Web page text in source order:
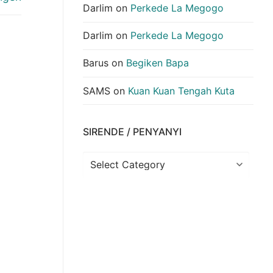
Darlim on Perkede La Megogo
Darlim on Perkede La Megogo
Barus on Begiken Bapa
SAMS on Kuan Kuan Tengah Kuta
SIRENDE / PENYANYI
Sirende